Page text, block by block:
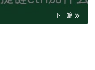
下一篇